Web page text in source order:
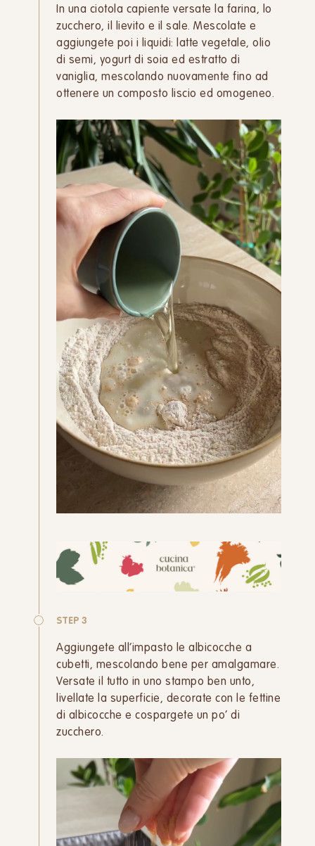
In una ciotola capiente versate la farina, lo
zucchero, il lievito e il sale. Mescolate e
aggiungete poi i liquidi: latte vegetale, olio
di semi, yogurt di soia ed estratto di
vaniglia, mescolando nuovamente fino ad
ottenere un composto liscio ed omogeneo.
STEP 3
Aggiungete all’impasto le albicocche a
cubetti, mescolando bene per amalgamare.
Versate il tutto in uno stampo ben unto,
livellate la superficie, decorate con le fettine
di albicocche e cospargete un po’ di
zucchero.